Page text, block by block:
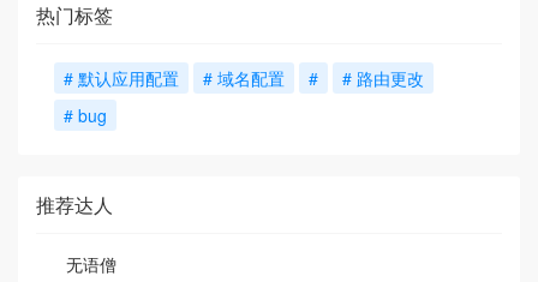
热门标签
# 默认应用配置 # 域名配置 #
# 路由更改
# bug
推荐达人
无语僧